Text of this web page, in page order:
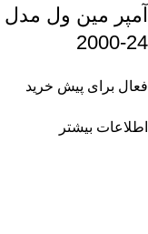
2000-24
فعال برای پیش خرید
اطلاعات بیشتر